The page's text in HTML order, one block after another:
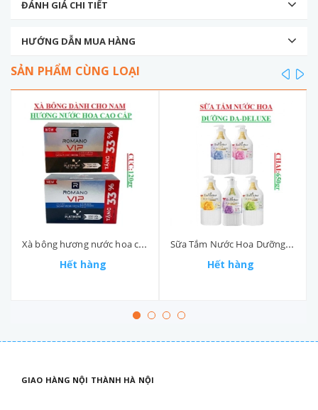
ĐÁNH GIÁ CHI TIẾT
HƯỚNG DẪN MUA HÀNG
SẢN PHẨM CÙNG LOẠI
Xà bông hương nước hoa cao cấp VIP romano cục (90-:-120)gr
Hết hàng
Sữa Tắm Nước Hoa Dưỡng Da Enchanteur Deluxe chai 650ml
Hết hàng
prev
GIAO HÀNG NỘI THÀNH HÀ NỘI